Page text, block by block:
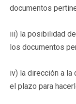
documentos
iii) la posibilidad
los documentos
iv) la dirección a
el plazo para